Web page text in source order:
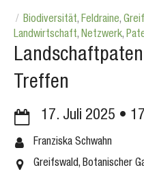
Biodiversität, Feldraine,
Landwirtschaft, Netzwerk,
Treffen
17. Juli 2025
Franziska Schwahn
Greifswald, Botanischer